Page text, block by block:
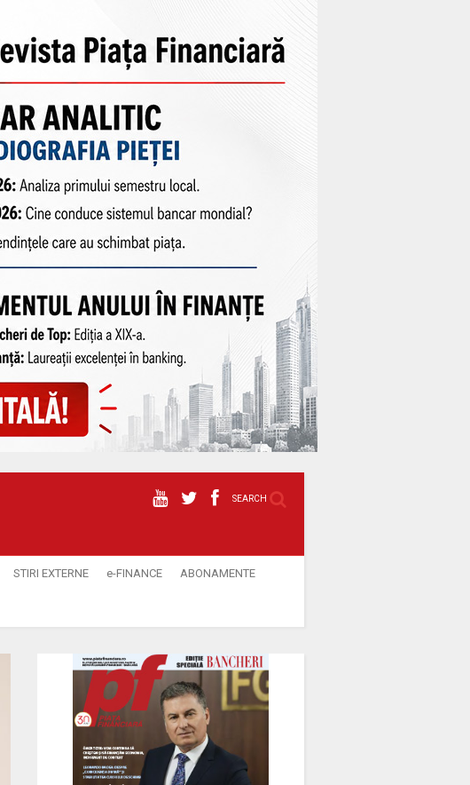
SEARCH
STIRI EXTERNE e-FINANCE ABONAMENTE